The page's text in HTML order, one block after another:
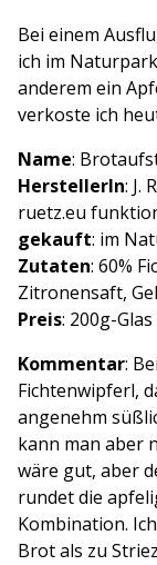
Bei einem
ich im
anderem ein
verkoste ich
Name:
HerstellerIn: J.
ruetz.eu
gekauft: im
Zutaten: 60%
Zitronensaft,
Preis: 200g-Glas
Kommentar:
Fichtenwipferl,
angenehm
kann man aber
wäre gut, aber
rundet die
Kombination.
Brot als zu